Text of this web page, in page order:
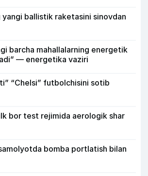
yangi ballistik raketasini sinovdan
barcha mahallalarning energetik
— energetika vaziri
“Chelsi” futbolchisini sotib
bor test rejimida aerologik shar
bomba portlatish bilan